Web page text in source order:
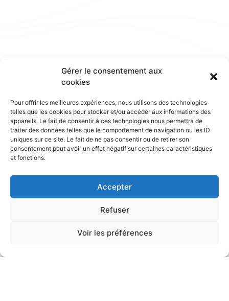
Gérer le consentement aux
cookies
Pour offrir les meilleures expériences, nous utilisons des technologies
telles que les cookies pour stocker et/ou accéder aux informations des
appareils. Le fait de consentir à ces technologies nous permettra de
traiter des données telles que le comportement de navigation ou les ID
uniques sur ce site. Le fait de ne pas consentir ou de retirer son
consentement peut avoir un effet négatif sur certaines caractéristiques
et fonctions.
Accepter
Refuser
Voir les préférences